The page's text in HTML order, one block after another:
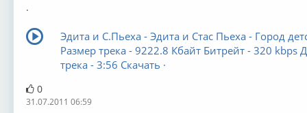
.
Эдита и С.Пьеха - Эдита и Стас Пьеха - Город
Размер трека - 9222.8 Кбайт Битрейт - 320 kbps
трека - 3:56 Скачать ·
0
31.07.2011 06:59